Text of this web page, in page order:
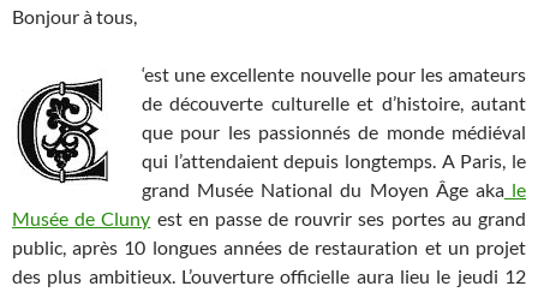
Bonjour à tous,
‘est une excellente nouvelle pour les amateurs
de découverte culturelle et d’histoire, autant
que pour les passionnés de monde médiéval
qui l’attendaient depuis longtemps. A Paris, le
grand Musée National du Moyen Âge akale
Musée de Cluny est en passe de rouvrir ses portes au grand
public, après 10 longues années de restauration et un projet
des plus ambitieux. L’ouverture officielle aura lieu le jeudi 12